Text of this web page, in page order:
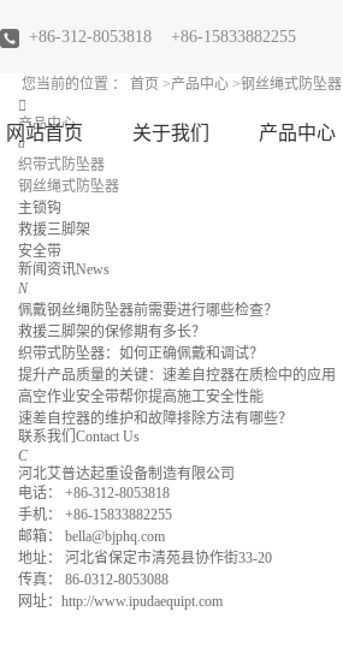
+86-312-8053818 +86-15833882255
网站首页 关于我们 产品中心
安全带
您当前的位置 ： 首页 >产品中心 >钢丝绳式防坠器
产品中心
a
织带式防坠器
钢丝绳式防坠器
主锁钩
救援三脚架
安全带
新闻资讯News
N
佩戴钢丝绳防坠器前需要进行哪些检查？
救援三脚架的保修期有多长？
织带式防坠器：如何正确佩戴和调试？
提升产品质量的关键：速差自控器在质检中的应用
高空作业安全带帮你提高施工安全性能
速差自控器的维护和故障排除方法有哪些？
联系我们 Contact Us
C
河北艾普达起重设备制造有限公司
电话： +86-312-8053818
手机： +86-15833882255
邮箱： bella@bjphq.com
地址： 河北省保定市清苑县协作街33-20
传真： 86-0312-8053088
网址：http://www.ipudaequipt.com